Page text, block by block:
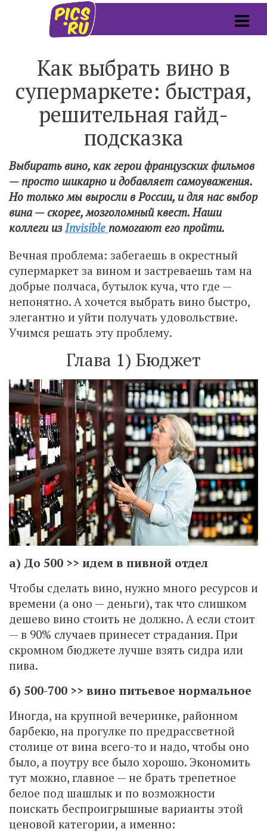
Как выбрать вино в
супермаркете: быстрая,
решительная гайд-
подсказка
Выбирать вино, как герои французских фильмов
— просто шикарно и добавляет самоуважения.
Но только мы выросли в России, и для нас выбор
вина — скорее, мозголомный квест. Наши
коллеги изInvisible помогают его пройти.
Вечная проблема: забегаешь в окрестный
супермаркет за вином и застреваешь там на
добрые полчаса, бутылок куча, что где —
непонятно. А хочется выбрать вино быстро,
элегантно и уйти получать удовольствие.
Учимся решать эту проблему.
Глава 1) Бюджет
а) До 500 >> идем в пивной отдел
Чтобы сделать вино, нужно много ресурсов и
времени (а оно — деньги), так что слишком
дешево вино стоить не должно. А если стоит
— в 90% случаев принесет страдания. При
скромном бюджете лучше взять сидра или
пива.
б) 500-700 >> вино питьевое нормальное
Иногда, на крупной вечеринке, районном
барбекю, на прогулке по предрассветной
столице от вина всего-то и надо, чтобы оно
было, а поутру все было хорошо. Экономить
тут можно, главное — не брать трепетное
белое под шашлык и по возможности
поискать беспроигрышные варианты этой
ценовой категории, а именно: